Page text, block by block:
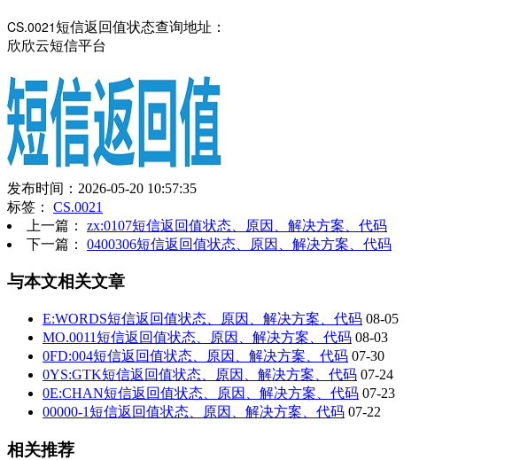
CS.0021短信返回值状态查询地址：
欣欣云短信平台
发布时间：2026-05-20 10:57:35
标签： CS.0021
上一篇： zx:0107短信返回值状态、原因、解决方案、代码
下一篇： 0400306短信返回值状态、原因、解决方案、代码
与本文相关文章
E:WORDS短信返回值状态、原因、解决方案、代码 08-05
MO.0011短信返回值状态、原因、解决方案、代码 08-03
0FD:004短信返回值状态、原因、解决方案、代码 07-30
0YS:GTK短信返回值状态、原因、解决方案、代码 07-24
0E:CHAN短信返回值状态、原因、解决方案、代码 07-23
00000-1短信返回值状态、原因、解决方案、代码 07-22
相关推荐